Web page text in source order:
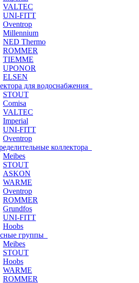
VALTEC
UNI-FITT
Oventrop
Millennium
NED Thermo
ROMMER
TIEMME
UPONOR
ELSEN
для водоснабжения
STOUT
Comisa
VALTEC
Imperial
UNI-FITT
Oventrop
коллектора
Meibes
STOUT
ASKON
WARME
Oventrop
ROMMER
Grundfos
UNI-FITT
Hoobs
группы
Meibes
STOUT
Hoobs
WARME
ROMMER